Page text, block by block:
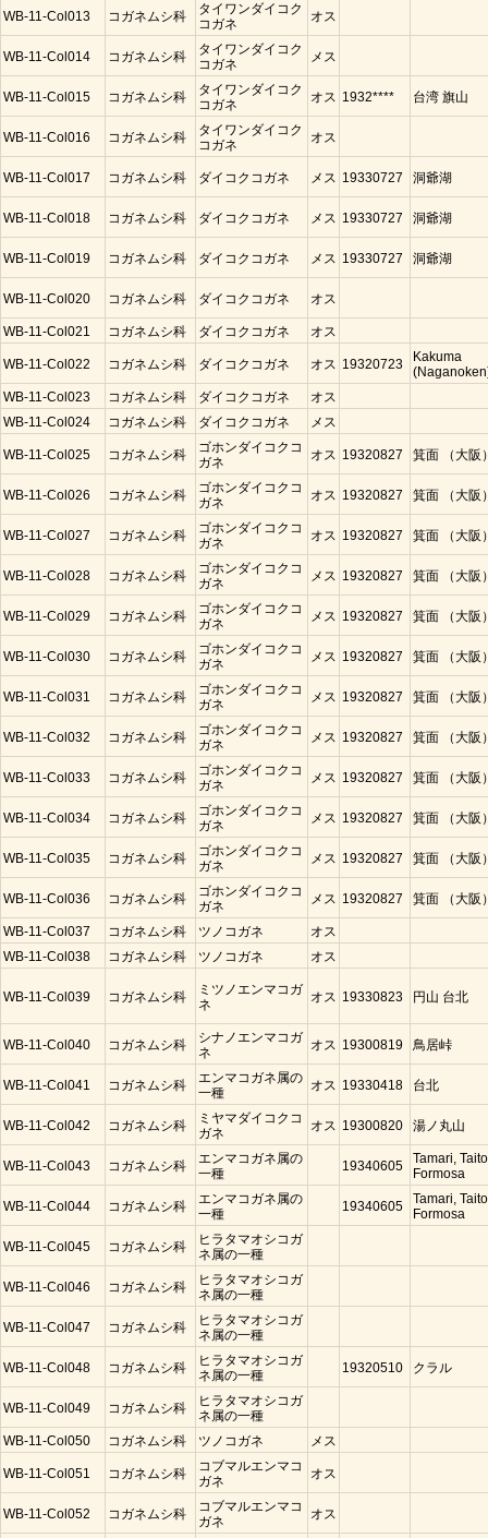
WB-11-Col013 コガネムシ科
タイワンダイコク
コガネ
オス
WB-11-Col014 コガネムシ科
タイワンダイコク
コガネ
メス
WB-11-Col015 コガネムシ科
タイワンダイコク
コガネ
オス 1932**** 台湾 旗山
WB-11-Col016 コガネムシ科
タイワンダイコク
コガネ
オス
WB-11-Col017 コガネムシ科 ダイコクコガネ メス 19330727 洞爺湖
WB-11-Col018 コガネムシ科 ダイコクコガネ メス 19330727 洞爺湖
WB-11-Col019 コガネムシ科 ダイコクコガネ メス 19330727 洞爺湖
WB-11-Col020 コガネムシ科 ダイコクコガネ オス
WB-11-Col021 コガネムシ科 ダイコクコガネ オス
WB-11-Col022 コガネムシ科 ダイコクコガネ オス 19320723
Kakuma
WB-11-Col023
コガネムシ科 ダイコクコガネ
オス
WB-11-Col024
コガネムシ科 ダイコクコガネ メス
WB-11-Col025 コガネムシ科
ゴホンダイコクコ
ガネ
オス 19320827 箕面 （大阪
WB-11-Col026 コガネムシ科
ゴホンダイコクコ
ガネ
オス 19320827 箕面 （大阪
WB-11-Col027 コガネムシ科
ゴホンダイコクコ
ガネ
オス 19320827 箕面 （大阪
WB-11-Col028 コガネムシ科
ゴホンダイコクコ
ガネ
メス 19320827 箕面 （大阪
WB-11-Col029 コガネムシ科
ゴホンダイコクコ
ガネ
メス 19320827 箕面 （大阪
WB-11-Col030 コガネムシ科
ゴホンダイコクコ
ガネ
メス 19320827 箕面 （大阪
WB-11-Col031 コガネムシ科
ゴホンダイコクコ
ガネ
メス 19320827 箕面 （大阪
WB-11-Col032 コガネムシ科
ゴホンダイコクコ
ガネ
メス 19320827 箕面 （大阪
WB-11-Col033 コガネムシ科
ゴホンダイコクコ
ガネ
メス 19320827 箕面 （大阪
WB-11-Col034 コガネムシ科
ゴホンダイコクコ
ガネ
メス 19320827 箕面 （大阪
WB-11-Col035 コガネムシ科
ゴホンダイコクコ
ガネ
メス 19320827 箕面 （大阪
WB-11-Col036 コガネムシ科
ゴホンダイコクコ
ガネ
メス 19320827 箕面 （大阪
WB-11-Col037 コガネムシ科 ツノコガネ
オス
WB-11-Col038
コガネムシ科 ツノコガネ オス
WB-11-Col039 コガネムシ科
ミツノエンマコガ
ネ
オス 19330823 円山 台北
WB-11-Col040 コガネムシ科
シナノエンマコガ
ネ
オス 19300819 鳥居峠
WB-11-Col041 コガネムシ科
エンマコガネ属の
一種
オス 19330418 台北
WB-11-Col042 コガネムシ科
ミヤマダイコクコ
ガネ
オス 19300820 湯ノ丸山
WB-11-Col043 コガネムシ科
エンマコガネ属の
一種
19340605
Tamari,
Formosa
WB-11-Col044 コガネムシ科
エンマコガネ属の
一種
19340605
Tamari,
Formosa
WB-11-Col045 コガネムシ科
ヒラタマオシコガ
ネ属の一種
WB-11-Col046 コガネムシ科
ヒラタマオシコガ
ネ属の一種
WB-11-Col047 コガネムシ科
ヒラタマオシコガ
ネ属の一種
WB-11-Col048 コガネムシ科
ヒラタマオシコガ
ネ属の一種
19320510 クラル
WB-11-Col049 コガネムシ科
ヒラタマオシコガ
ネ属の一種
WB-11-Col050
コガネムシ科 ツノコガネ メス
WB-11-Col051 コガネムシ科
コブマルエンマコ
ガネ
オス
WB-11-Col052 コガネムシ科
コブマルエンマコ
ガネ
オス